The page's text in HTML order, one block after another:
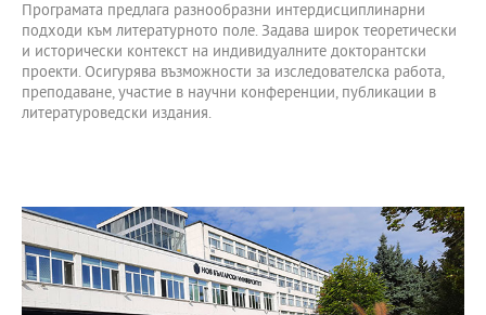
Програмата предлага разнообразни интердисциплинарни
подходи към литературното поле. Задава широк теоретически
и исторически контекст на индивидуалните докторантски
проекти. Осигурява възможности за изследователска работа,
преподаване, участие в научни конференции, публикации в
литературоведски издания.